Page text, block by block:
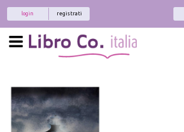
registrati
login